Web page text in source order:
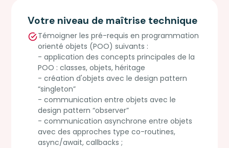
Votre niveau de maîtrise technique
Témoigner les pré-requis en programmation
orienté objets (POO) suivants :
- application des concepts principales de la
POO : classes, objets, héritage
- création d'objets avec le design pattern
“singleton”
- communication entre objets avec le
design pattern “observer”
- communication asynchrone entre objets
avec des approches type co-routines,
async/await, callbacks ;